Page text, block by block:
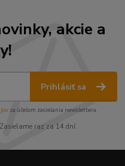
akcie a
Prihlásiť sa
za účelom zasielania newslettera.
raz za 14 dní.